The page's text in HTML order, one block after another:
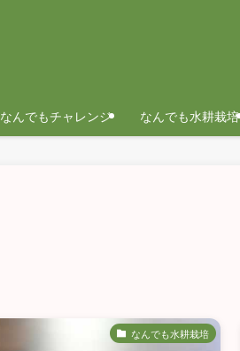
なんでもチャレンジ なんでも水耕栽培
なんでも水耕栽培